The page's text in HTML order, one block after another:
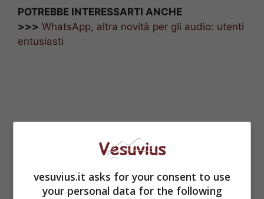
POTREBBE INTERESSARTI ANCHE
>>> WhatsApp, altra novità per gli audio: utenti
entusiasti
vesuvius.it asks for your consent to use
your personal data for the following